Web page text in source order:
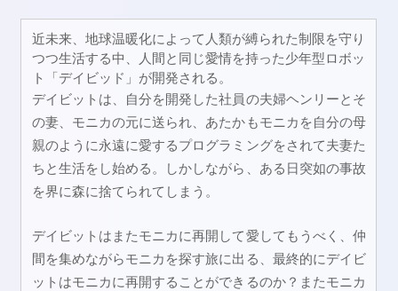
近未来、地球温暖化によって人類が縛られた制限を守り
つつ生活する中、人間と同じ愛情を持った少年型ロボッ
ト「デイビッド」が開発される。
デイビットは、自分を開発した社員の夫婦ヘンリーとそ
の妻、モニカの元に送られ、あたかもモニカを自分の母
親のように永遠に愛するプログラミングをされて夫妻た
ちと生活をし始める。しかしながら、ある日突如の事故
を界に森に捨てられてしまう。
デイビットはまたモニカに再開して愛してもうべく、仲
間を集めながらモニカを探す旅に出る、最終的にデイビ
ットはモニカに再開することができるのか？またモニカ